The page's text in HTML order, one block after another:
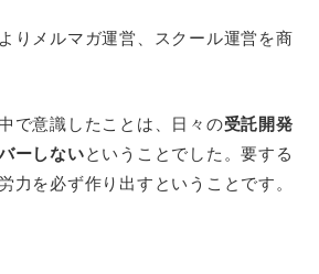
りメルマガ運営、スクール運営を商
で意識したことは、日々の受託開発
ーしないということでした。要する
力を必ず作り出すということです。